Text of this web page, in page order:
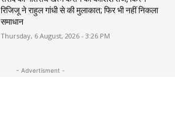
रिजिजू ने राहुल गांधी से की मुलाकात; फिर भी नहीं निकला
समाधान
Thursday, 6 August, 2026 - 3:26 PM
- Advertisment -